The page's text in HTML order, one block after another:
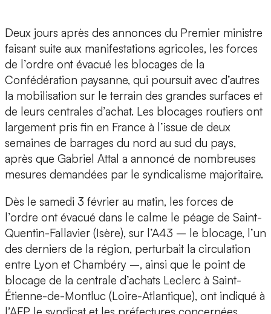
Deux jours après des annonces du Premier ministre
faisant suite aux manifestations agricoles, les forces
de l’ordre ont évacué les blocages de la
Confédération paysanne, qui poursuit avec d’autres
la mobilisation sur le terrain des grandes surfaces et
de leurs centrales d’achat. Les blocages routiers ont
largement pris fin en France à l’issue de deux
semaines de barrages du nord au sud du pays,
après que Gabriel Attal a annoncé de nombreuses
mesures demandées par le syndicalisme majoritaire.
Dès le samedi 3 février au matin, les forces de
l’ordre ont évacué dans le calme le péage de Saint-
Quentin-Fallavier (Isère), sur l’A43 – le blocage, l’un
des derniers de la région, perturbait la circulation
entre Lyon et Chambéry –, ainsi que le point de
blocage de la centrale d’achats Leclerc à Saint-
Étienne-de-Montluc (Loire-Atlantique), ont indiqué à